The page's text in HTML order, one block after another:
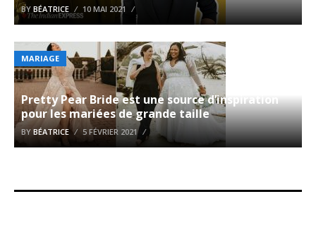
BY BÉATRICE 10 MAI 2021
MARIAGE
Pretty Pear Bride est une source d’inspiration
pour les mariées de grande taille
BYBÉATRICE 5 FÉVRIER 2021